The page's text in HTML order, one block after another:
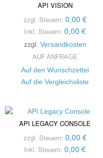
API VISION
zzgl. Steuern: 0,00 €
Inkl. Steuern: 0,00 €
zzgl. Versandkosten
AUF ANFRAGE
Auf den Wunschzettel
Auf die Vergleichsliste
API LEGACY CONSOLE
zzgl. Steuern: 0,00 €
Inkl. Steuern: 0,00 €